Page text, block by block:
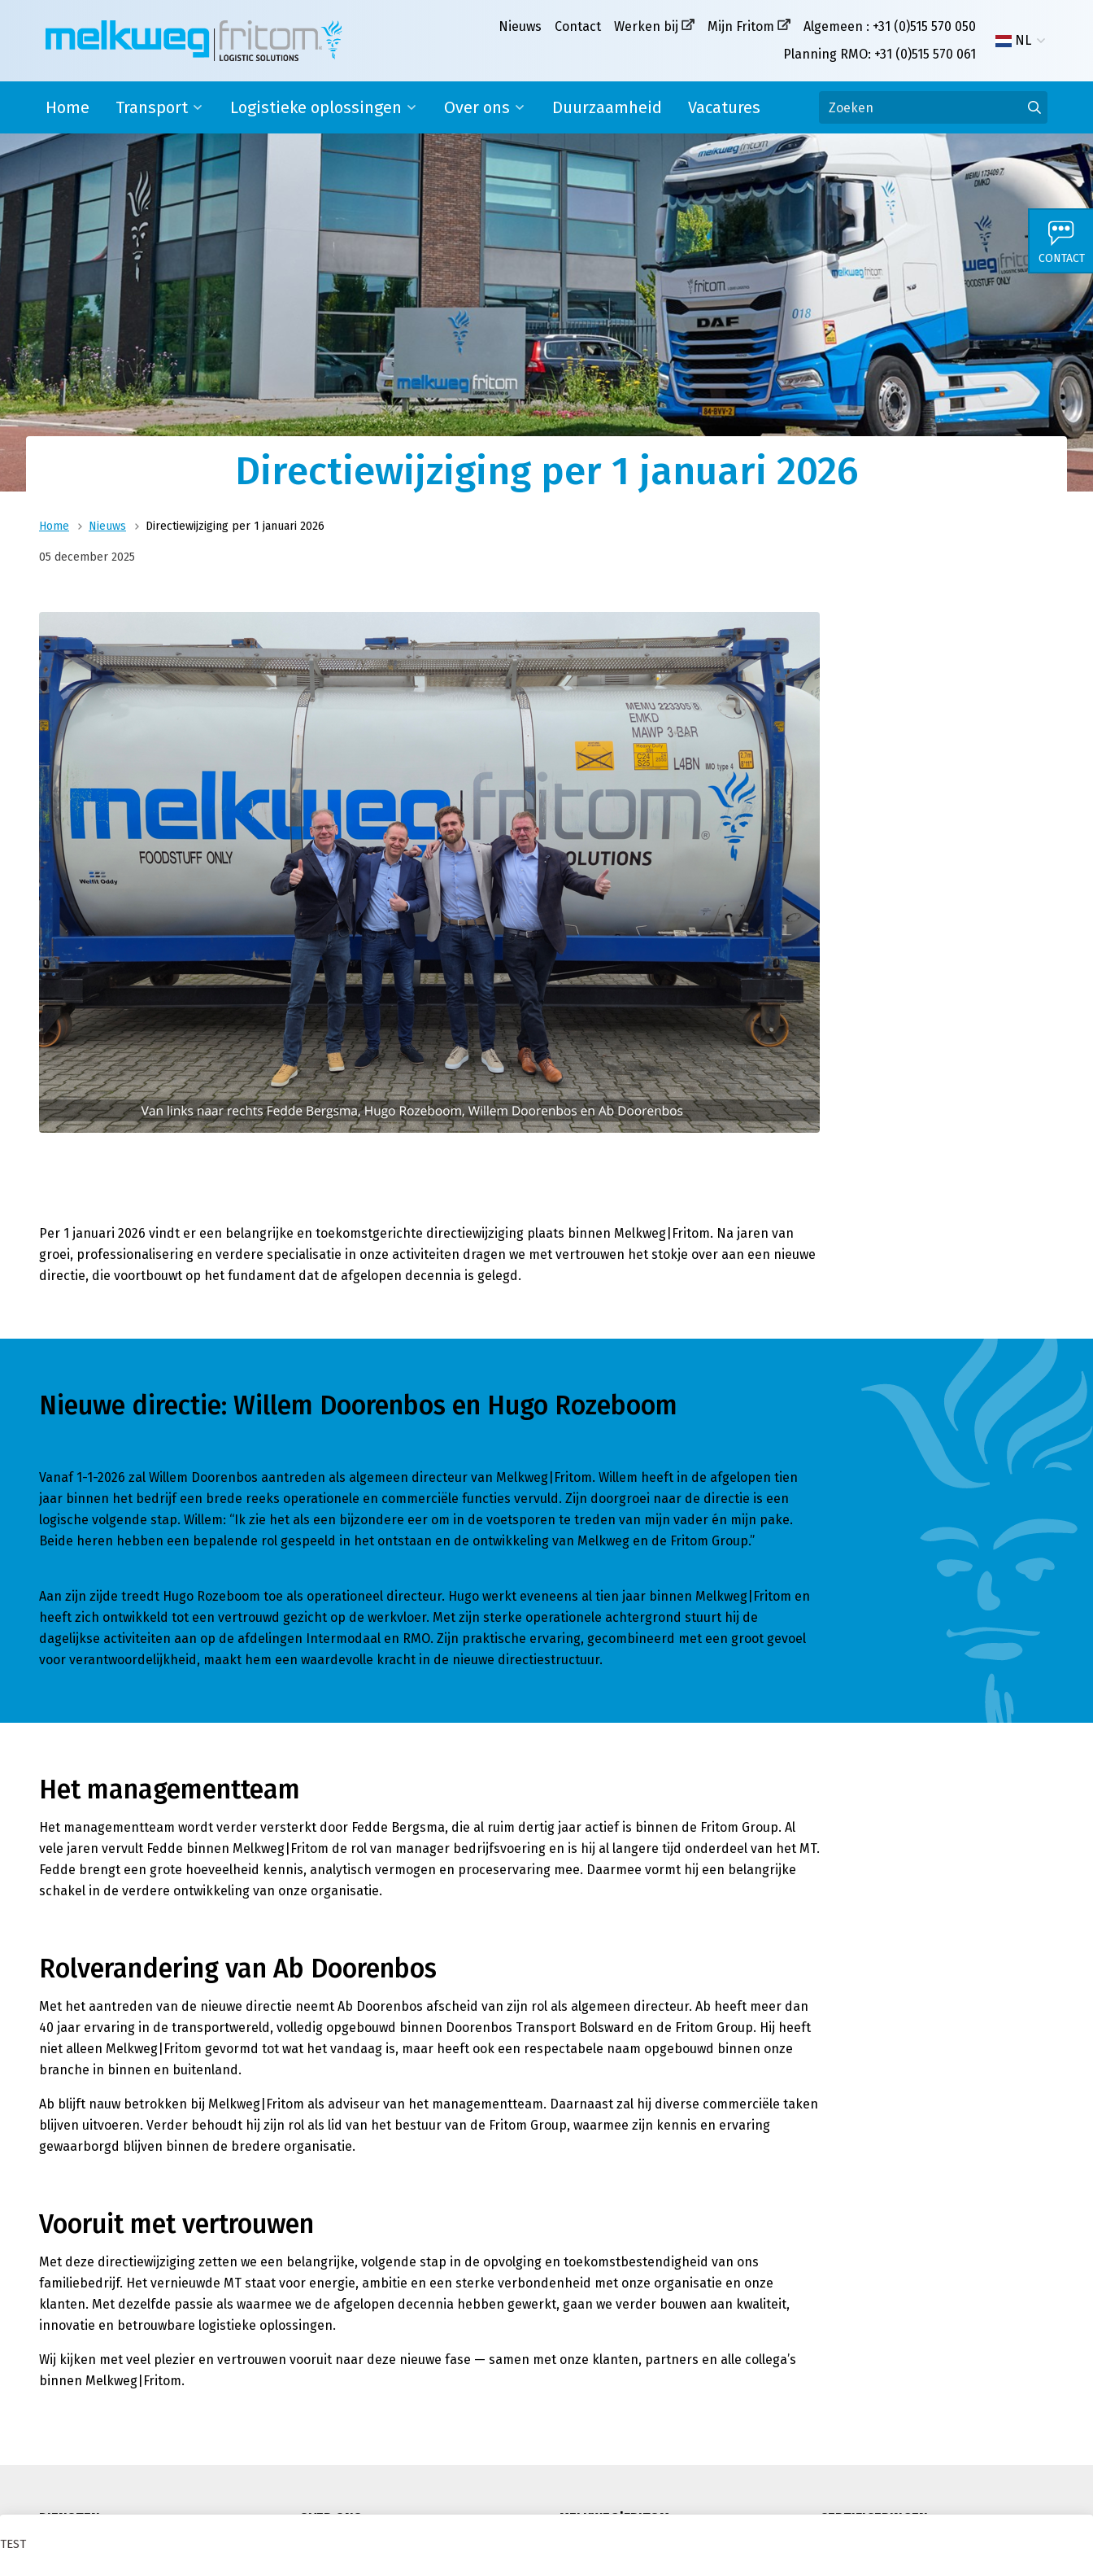
TEST
Nieuws Contact Werken bij Mijn Fritom
Algemeen : +31 (0)515 570 050
Planning RMO: +31 (0)515 570 061
NL
Home Transport
Rijdende melkontvangst
Modaal en Intermodaal Tank
transport
Watervoorziening
Transport Engeland
Transport naar Spanje
Transport
producten voor food, feed en technische sector.
Logistieke oplossingen
Safety stock
4PL oplossingen en supplier
logistics
Douane activiteiten
Logistieke oplossingen
Ons nauwsluitende netwerk, optimaal uitgerust
materieel en ervaren chauffeurs vormen de perfecte
combinatie voor al uw logistieke wensen.
Over ons
Ons verhaal
Missie, visie en kernwaarden
MVO
Werken bij Melkweg|Fritom
Over ons
We zijn ooit begonnen als kleine rijdende
melkontvangst. Nu is Melkweg|Fritom uitgegroeid tot
internationaal transport met ruim 600
tankcontainers.
Duurzaamheid Vacatures
CONTACT
Directiewijziging per 1 januari 2026
Home Nieuws Directiewijziging per 1 januari 2026
05 december 2025
Per 1 januari 2026 vindt er een belangrijke en toekomstgerichte directiewijziging plaats binnen Melkweg|Fritom. Na jaren van
groei, professionalisering en verdere specialisatie in onze activiteiten dragen we met vertrouwen het stokje over aan een nieuwe
directie, die voortbouwt op het fundament dat de afgelopen decennia is gelegd.
Nieuwe directie: Willem Doorenbos en Hugo Rozeboom
Vanaf 1-1-2026 zal Willem Doorenbos aantreden als algemeen directeur van Melkweg|Fritom. Willem heeft in de afgelopen tien
jaar binnen het bedrijf een brede reeks operationele en commerciële functies vervuld. Zijn doorgroei naar de directie is een
logische volgende stap. Willem: “Ik zie het als een bijzondere eer om in de voetsporen te treden van mijn vader én mijn pake.
Beide heren hebben een bepalende rol gespeeld in het ontstaan en de ontwikkeling van Melkweg en de Fritom Group.”
Aan zijn zijde treedt Hugo Rozeboom toe als operationeel directeur. Hugo werkt eveneens al tien jaar binnen Melkweg|Fritom en
heeft zich ontwikkeld tot een vertrouwd gezicht op de werkvloer. Met zijn sterke operationele achtergrond stuurt hij de
dagelijkse activiteiten aan op de afdelingen Intermodaal en RMO. Zijn praktische ervaring, gecombineerd met een groot gevoel
voor verantwoordelijkheid, maakt hem een waardevolle kracht in de nieuwe directiestructuur.
Het managementteam
Het managementteam wordt verder versterkt door Fedde Bergsma, die al ruim dertig jaar actief is binnen de Fritom Group. Al
vele jaren vervult Fedde binnen Melkweg|Fritom de rol van manager bedrijfsvoering en is hij al langere tijd onderdeel van het MT.
Fedde brengt een grote hoeveelheid kennis, analytisch vermogen en proceservaring mee. Daarmee vormt hij een belangrijke
schakel in de verdere ontwikkeling van onze organisatie.
Rolverandering van Ab Doorenbos
Met het aantreden van de nieuwe directie neemt Ab Doorenbos afscheid van zijn rol als algemeen directeur. Ab heeft meer dan
40 jaar ervaring in de transportwereld, volledig opgebouwd binnen Doorenbos Transport Bolsward en de Fritom Group. Hij heeft
niet alleen Melkweg|Fritom gevormd tot wat het vandaag is, maar heeft ook een respectabele naam opgebouwd binnen onze
branche in binnen en buitenland.
Ab blijft nauw betrokken bij Melkweg|Fritom als adviseur van het managementteam. Daarnaast zal hij diverse commerciële taken
blijven uitvoeren. Verder behoudt hij zijn rol als lid van het bestuur van de Fritom Group, waarmee zijn kennis en ervaring
gewaarborgd blijven binnen de bredere organisatie.
Vooruit met vertrouwen
Met deze directiewijziging zetten we een belangrijke, volgende stap in de opvolging en toekomstbestendigheid van ons
familiebedrijf. Het vernieuwde MT staat voor energie, ambitie en een sterke verbondenheid met onze organisatie en onze
klanten. Met dezelfde passie als waarmee we de afgelopen decennia hebben gewerkt, gaan we verder bouwen aan kwaliteit,
innovatie en betrouwbare logistieke oplossingen.
Wij kijken met veel plezier en vertrouwen vooruit naar deze nieuwe fase — samen met onze klanten, partners en alle collega’s
binnen Melkweg|Fritom.
DIENSTEN
OVER ONS
MELKWEG|FRITOM
CERTIFICERINGEN